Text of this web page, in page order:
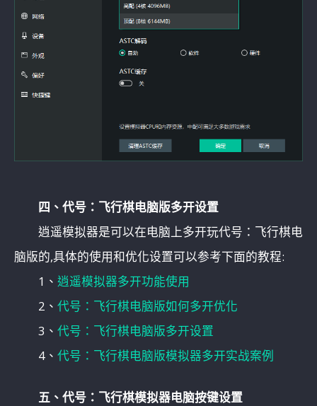
四、代号：飞行棋电脑版多开设置
逍遥模拟器是可以在电脑上多开玩代号：飞行棋电
脑版的,具体的使用和优化设置可以参考下面的教程:
1、 逍遥模拟器多开功能使用
2、 代号：飞行棋电脑版如何多开优化
3、 代号：飞行棋电脑版多开设置
4、 代号：飞行棋电脑版模拟器多开实战案例
五、代号：飞行棋模拟器电脑按键设置